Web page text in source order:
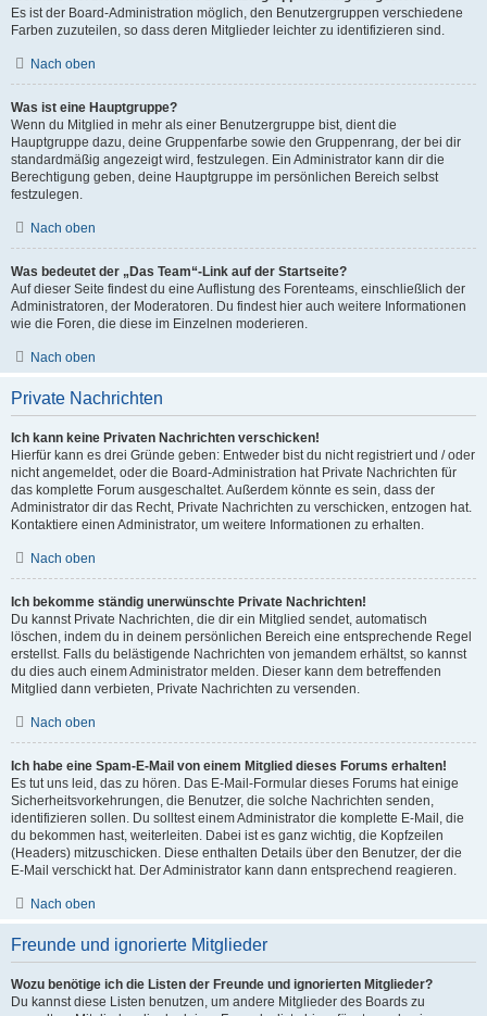
Es ist der Board-Administration möglich, den Benutzergruppen verschiedene
Farben zuzuteilen, so dass deren Mitglieder leichter zu identifizieren sind.
Nach oben
Was ist eine Hauptgruppe?
Wenn du Mitglied in mehr als einer Benutzergruppe bist, dient die
Hauptgruppe dazu, deine Gruppenfarbe sowie den Gruppenrang, der bei dir
standardmäßig angezeigt wird, festzulegen. Ein Administrator kann dir die
Berechtigung geben, deine Hauptgruppe im persönlichen Bereich selbst
festzulegen.
Nach oben
Was bedeutet der „Das Team“-Link auf der Startseite?
Auf dieser Seite findest du eine Auflistung des Forenteams, einschließlich der
Administratoren, der Moderatoren. Du findest hier auch weitere Informationen
wie die Foren, die diese im Einzelnen moderieren.
Nach oben
Private Nachrichten
Ich kann keine Privaten Nachrichten verschicken!
Hierfür kann es drei Gründe geben: Entweder bist du nicht registriert und / oder
nicht angemeldet, oder die Board-Administration hat Private Nachrichten für
das komplette Forum ausgeschaltet. Außerdem könnte es sein, dass der
Administrator dir das Recht, Private Nachrichten zu verschicken, entzogen hat.
Kontaktiere einen Administrator, um weitere Informationen zu erhalten.
Nach oben
Ich bekomme ständig unerwünschte Private Nachrichten!
Du kannst Private Nachrichten, die dir ein Mitglied sendet, automatisch
löschen, indem du in deinem persönlichen Bereich eine entsprechende Regel
erstellst. Falls du belästigende Nachrichten von jemandem erhältst, so kannst
du dies auch einem Administrator melden. Dieser kann dem betreffenden
Mitglied dann verbieten, Private Nachrichten zu versenden.
Nach oben
Ich habe eine Spam-E-Mail von einem Mitglied dieses Forums erhalten!
Es tut uns leid, das zu hören. Das E-Mail-Formular dieses Forums hat einige
Sicherheitsvorkehrungen, die Benutzer, die solche Nachrichten senden,
identifizieren sollen. Du solltest einem Administrator die komplette E-Mail, die
du bekommen hast, weiterleiten. Dabei ist es ganz wichtig, die Kopfzeilen
(Headers) mitzuschicken. Diese enthalten Details über den Benutzer, der die
E-Mail verschickt hat. Der Administrator kann dann entsprechend reagieren.
Nach oben
Freunde und ignorierte Mitglieder
Wozu benötige ich die Listen der Freunde und ignorierten Mitglieder?
Du kannst diese Listen benutzen, um andere Mitglieder des Boards zu